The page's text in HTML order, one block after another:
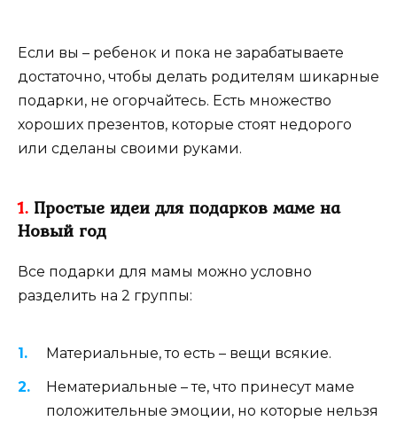
Если вы – ребенок и пока не зарабатываете
достаточно, чтобы делать родителям шикарные
подарки, не огорчайтесь. Есть множество
хороших презентов, которые стоят недорого
или сделаны своими руками.
1. Простые идеи для подарков маме на
Новый год
Все подарки для мамы можно условно
разделить на 2 группы:
Материальные, то есть – вещи всякие.
Нематериальные – те, что принесут маме
положительные эмоции, но которые нельзя